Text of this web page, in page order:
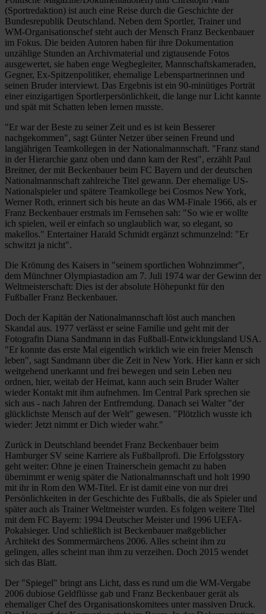
(Sportredaktion) ist auch eine Reise durch die Geschichte der
Bundesrepublik Deutschland. Neben dem Sportler, Trainer und
WM-Organisationschef steht auch der Mensch Franz Beckenbauer
im Fokus. Die beiden Autoren haben für ihre Dokumentation
unzählige Stunden an Archivmaterial und zigtausende Fotos
ausgewertet, sie haben enge Wegbegleiter, Mannschaftskameraden,
Gegner, Ex-Spitzenpolitiker, ehemalige Lebenspartnerinnen und
seinen Bruder interviewt. Das Ergebnis ist ein 90-minütiges Porträt
einer einzigartigen Sportlerpersönlichkeit, die lange nur Licht kannte
und spät mit Schatten leben lernen musste.
"Er war der Beste zu seiner Zeit und es ist kein Besserer
nachgekommen", sagt Günter Netzer über seinen Freund und
langjährigen Teamkollegen in der Nationalmannschaft. "Franz stand
in der Hierarchie ganz oben und dann kam der Rest", erzählt Paul
Breitner, der mit Beckenbauer beim FC Bayern und der deutschen
Nationalmannschaft zahlreiche Titel gewann. Der ehemalige US-
Nationalspieler und spätere Teamkollege bei Cosmos New York,
Werner Roth, erinnert sich bis heute an das WM-Finale 1966, als er
Franz Beckenbauer erstmals im Fernsehen sah: "So wie er wollte
ich spielen, weil er einfach so unglaublich war, so elegant, so
makellos." Entertainer Harald Schmidt ergänzt schmunzelnd: "Er
schwitzt ja nicht".
Die Krönung des Kaisers in "seinem sportlichen Wohnzimmer",
dem Münchner Olympiastadion am 7. Juli 1974 war der Gewinn der
Weltmeisterschaft: Dies ist der absolute Höhepunkt für den
Fußballer Franz Beckenbauer.
Doch der Kapitän der Nationalmannschaft löst auch manchen
Skandal aus. 1977 verlässt er seine Familie und geht mit der
Fotografin Diana Sandmann in das Fußball-Entwicklungsland USA.
"Er konnte das erste Mal eigentlich wirklich wie ein freier Mensch
leben", sagt Sandmann über die Zeit in New York. Hier kann er sich
weitgehend unerkannt und frei bewegen und sein Leben neu
ordnen, hier, weitab der Heimat, kann auch sein Bruder Walter
wieder Kontakt mit ihm aufnehmen. Im Central Park sprechen sie
sich aus - nach Jahren der Entfremdung. Danach sei Walter "der
glücklichste Mensch auf der Welt" gewesen. "Plötzlich wusste ich
wieder: Jetzt nimmt er Dich wieder wahr."
Zurück in Deutschland beendet Franz Beckenbauer beim
Hamburger SV seine Karriere als Fußballprofi. Die Erfolgsstory
geht weiter: Ohne je einen Trainerschein gemacht zu haben
übernimmt er wenig später die Nationalmannschaft und holt 1990
mit ihr in Rom den WM-Titel. Er ist damit eine von nur drei
Persönlichkeiten in der Geschichte des Fußballs, die als Spieler und
später auch als Trainer Weltmeister wurden. Es folgen weitere Titel
mit dem FC Bayern: 1994 Deutscher Meister und 1996 UEFA-
Pokalsieger. Und schließlich ist Beckenbauer maßgeblicher
Architekt des Sommermärchens 2006. Alles scheint ihm zu
gelingen, alles scheint man ihm zu verzeihen. Doch 2015 wendet
sich das Blatt.
Der "Spiegel" bringt ans Licht, dass es rund um die WM-Vergabe
2006 dubiose Geldflüsse gab und Franz Beckenbauer gerät als
ehemaliger Chef des Organisationskomitees unter massiven Druck.